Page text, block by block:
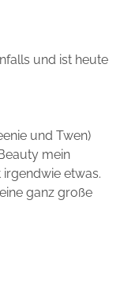
und ist heute
und Twen)
mein
etwas.
ganz große